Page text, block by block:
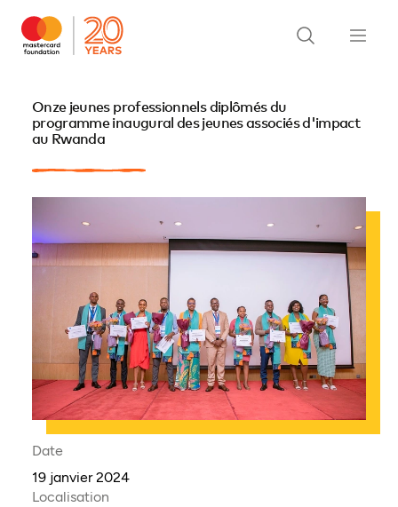
Onze jeunes professionnels diplômés du
programme inaugural des jeunes associés d'impact
au Rwanda
Date
19 janvier 2024
Localisation